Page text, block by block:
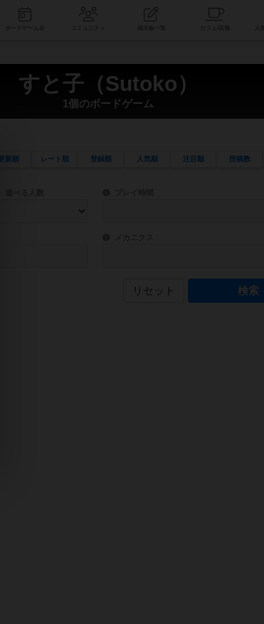
コミュニティ
すと子（Sutoko）
1個のボードゲーム
更新順 レート順 登録順 人気順 注目順 投稿数
ます。 目安となる所要時間を指定することがで
ストーリーを指定することができます。直感的にゲームシステムを理
ゲーム性を構成するコアシステムです。
リセット